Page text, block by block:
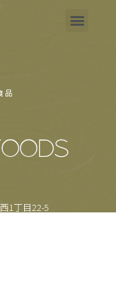
品
1丁目22-5